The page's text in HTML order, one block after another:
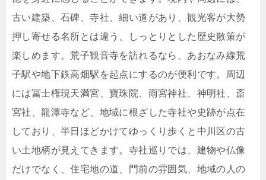
古い建築、石碑、寺社、細い道があり、観光客が大勢
押し寄せる名所とは違う、しっとりとした歴史散策が
楽しめます。荒子観音寺を訪れるなら、あおなみ線荒
子駅や地下鉄高畑駅を起点にするのが便利です。周辺
には冨士権現天満宮、寶珠院、雨宮神社、神明社、斎
宮社、龍潭寺など、地域に根ざした寺社や史跡が点在
しており、半日ほどかけてゆっくり歩くと中川区の古
い土地柄が見えてきます。寺社巡りでは、建物や仏像
だけでなく、住宅地の道、門前の雰囲気、地域の人の